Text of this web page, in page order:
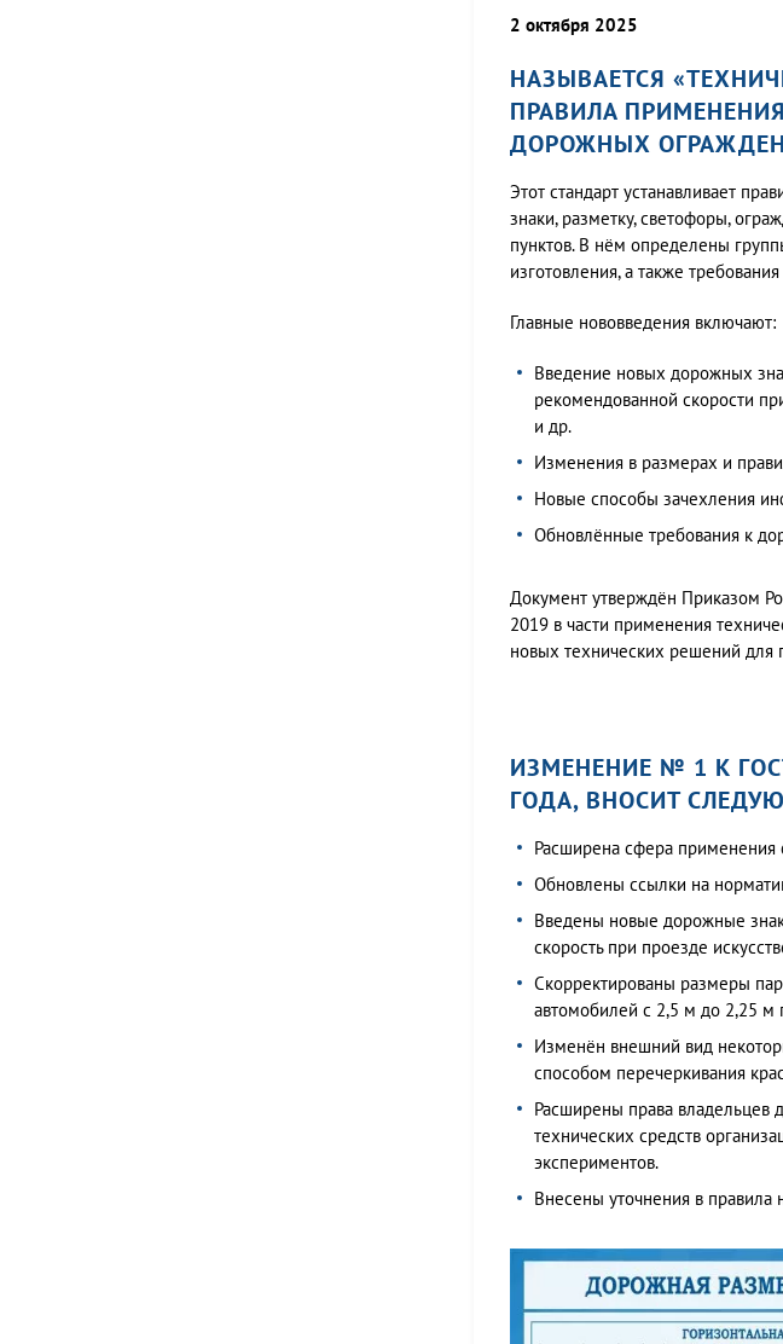
2 октября 2025
НАЗЫВАЕТСЯ
ПРАВИЛА
ДОРОЖНЫХ
Этот стандарт устанавливает
знаки, разметку, светофоры,
пунктов. В нём определены
изготовления, а также
Главные нововведения включают:
Введение новых дорожных
рекомендованной скорости
и др.
Изменения в размерах и
Новые способы зачехления
Обновлённые требования к
Документ утверждён Приказом
2019 в части применения
новых технических решений для
ИЗМЕНЕНИЕ № 1 К
ГОДА, ВНОСИТ
Расширена сфера применения
Обновлены ссылки на
Введены новые дорожные
скорость при проезде
Скорректированы размеры
автомобилей с 2,5 м до 2,25 м
Изменён внешний вид
способом перечеркивания
Расширены права владельцев
технических средств
экспериментов.
Внесены уточнения в правила